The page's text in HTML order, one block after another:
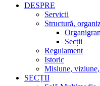
DESPRE
Servicii
Structură,
Secții
Regulament
Istoric
Misiune,
SECȚII